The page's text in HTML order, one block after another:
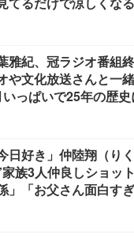
雅紀、冠ラジオ番組
や文化放送さんと一
っぱいで25年の歴
日好き」仲陸翔（り
家族3人仲良しショッ
」「お父さん面白す